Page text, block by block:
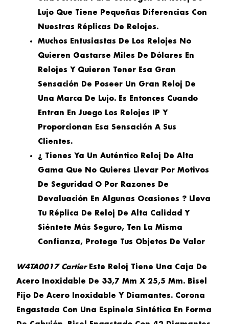
Lujo Que Tiene Pequeñas Diferencias Con
Nuestras Réplicas De Relojes.
Muchos Entusiastas De Los Relojes No
Quieren Gastarse Miles De Dólares En
Relojes Y Quieren Tener Esa Gran
Sensación De Poseer Un Gran Reloj De
Una Marca De Lujo. Es Entonces Cuando
Entran En Juego Los Relojes IP Y
Proporcionan Esa Sensación A Sus
Clientes.
¿ Tienes Ya Un Auténtico Reloj De Alta
Gama Que No Quieres Llevar Por Motivos
De Seguridad O Por Razones De
Devaluación En Algunas Ocasiones ? Lleva
Tu Réplica De Reloj De Alta Calidad Y
Siéntete Más Seguro, Ten La Misma
Confianza, Protege Tus Objetos De Valor
W4TA0017 CartierEste Reloj Tiene Una Caja De
Acero Inoxidable De 33,7 Mm X 25,5 Mm. Bisel
Fijo De Acero Inoxidable Y Diamantes. Corona
Engastada Con Una Espinela Sintética En Forma